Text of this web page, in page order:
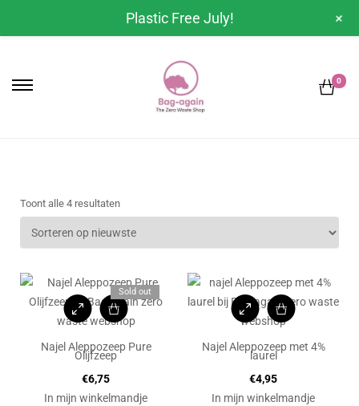
0
Toont alle 4 resultaten
Sold out
Najel Aleppozeep Pure
Olijfzeep
€6,75
In mijn winkelmandje
Najel Aleppozeep met 4%
laurel
€4,95
In mijn winkelmandje
Plastic Free July! +